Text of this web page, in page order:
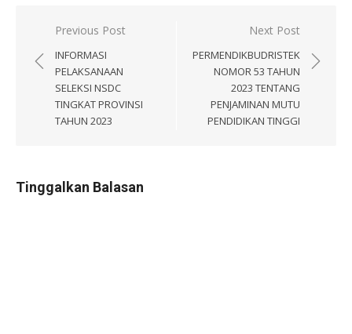
Navigasi
pos
Previous Post
INFORMASI
PELAKSANAAN
SELEKSI NSDC
TINGKAT PROVINSI
TAHUN 2023
Next Post
PERMENDIKBUDRISTEK
NOMOR 53 TAHUN
2023 TENTANG
PENJAMINAN MUTU
PENDIDIKAN TINGGI
Tinggalkan Balasan